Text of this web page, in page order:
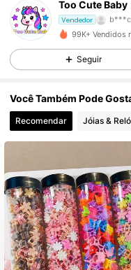
Too Cute Baby
Vendedor
4,75
b***c
4,75
4,75
4,75
99K+ Vendidos
Seguir
Você Também Pode
Recomendar Jóias &